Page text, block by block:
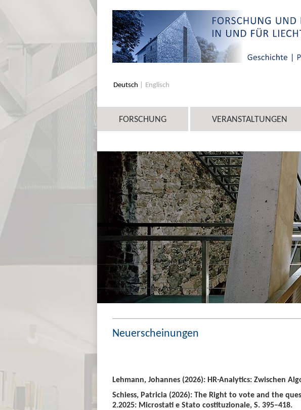
Deutsch Englisch
FORSCHUNG VERANSTALTUNGEN
Neuerscheinungen
Lehmann, Johannes (2026): HR-Analytics: Zwischen
Schiess, Patricia (2026): The Right to vote and the
2.2025: Microstati e Stato costituzionale, S. 395–418.